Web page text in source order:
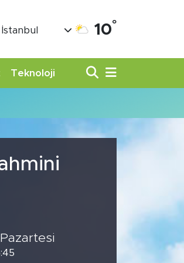
İstanbul 10°
Teknoloji